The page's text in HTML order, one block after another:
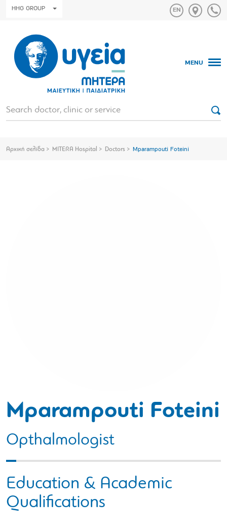
HHG GROUP
MENU
Αρχική σελίδα MITERA Hospital Doctors Mparampouti Foteini
Mparampouti Foteini
Opthalmologist
Education & Academic
Qualifications